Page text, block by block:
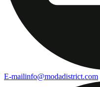
E-mailinfo@modadistrict.com